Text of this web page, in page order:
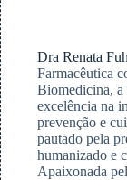
Dra Renata
Farmacêutica
Biomedicina, a
excelência na
prevenção e
pautado pela
humanizado e
Apaixonada